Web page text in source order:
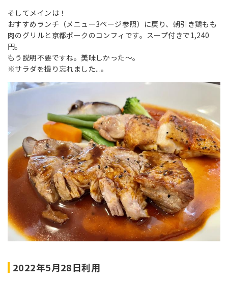
そしてメインは！
おすすめランチ （メニュー3ページ参照）に戻り、朝引き鶏もも
肉のグリルと京都ポークのコンフィです。スープ付きで1,240
円。
もう説明不要ですね。美味しかった～。
※サラダを撮り忘れました...。
2022年5月28日利用